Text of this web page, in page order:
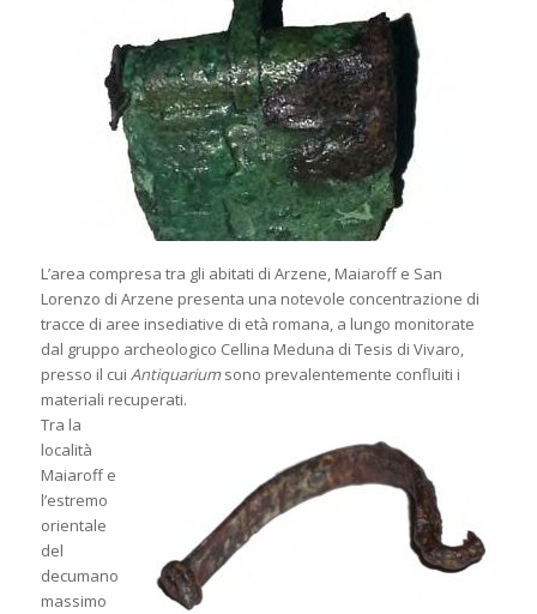
L’area compresa tra gli abitati di Arzene, Maiaroff e San
Lorenzo di Arzene presenta una notevole concentrazione di
tracce di aree insediative di età romana, a lungo monitorate
dal gruppo archeologico Cellina Meduna di Tesis di Vivaro,
presso il cui Antiquariumsono prevalentemente confluiti i
materiali recuperati.
Tra la
località
Maiaroff e
l’estremo
orientale
del
decumano
massimo